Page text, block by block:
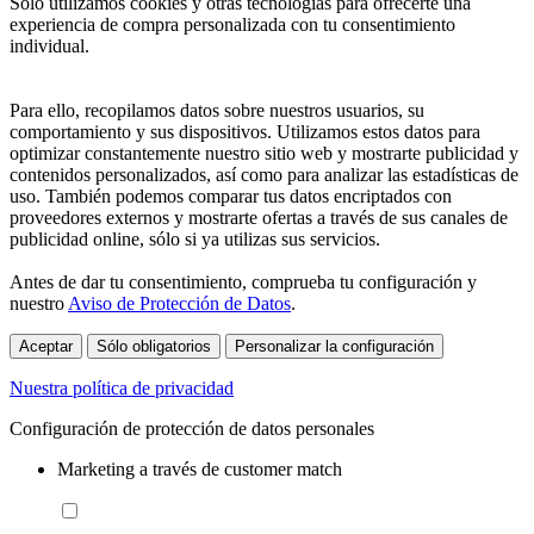
experiencia de compra personalizada con tu consentimiento
individual.
Para ello, recopilamos datos sobre nuestros usuarios, su
comportamiento y sus dispositivos. Utilizamos estos datos para
optimizar constantemente nuestro sitio web y mostrarte publicidad y
contenidos personalizados, así como para analizar las estadísticas de
uso. También podemos comparar tus datos encriptados con
proveedores externos y mostrarte ofertas a través de sus canales de
publicidad online, sólo si ya utilizas sus servicios.
Antes de dar tu consentimiento, comprueba tu configuración y
nuestro Aviso de Protección de Datos.
Aceptar Sólo obligatorios Personalizar la configuración
Nuestra política de privacidad
Configuración de protección de datos personales
Marketing a través de customer match